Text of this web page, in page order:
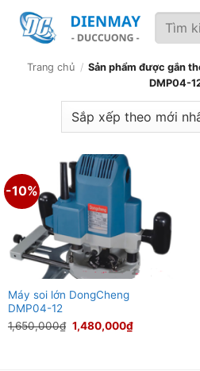
qua
dung
Tìm
kiếm:
Trang chủ / Sản phẩm được gắn
DMP04-
-10%
Máy soi lớn DongCheng
DMP04-12
1,650,000₫ Giá
gốc
1,480,000₫Giá